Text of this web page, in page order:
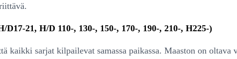
21, H/D 110-, 130-, 150-, 170-, 190-, 210-, H225-)
kaikki sarjat kilpailevat samassa paikassa. Maaston on